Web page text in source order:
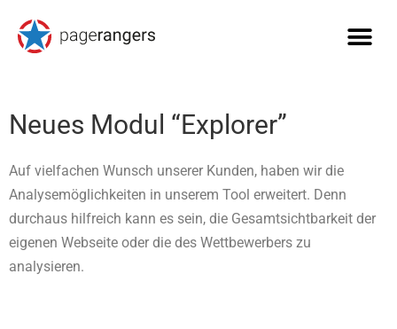
Neues Modul “Explorer”
Auf vielfachen Wunsch unserer Kunden, haben wir die
Analysemöglichkeiten in unserem Tool erweitert. Denn
durchaus hilfreich kann es sein, die Gesamtsichtbarkeit der
eigenen Webseite oder die des Wettbewerbers zu
analysieren.